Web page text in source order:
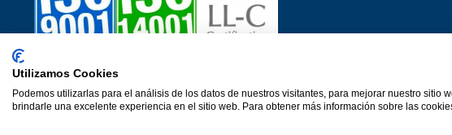
Certificados de calidad
Aviso LegalPolítica de privacidadPolítica de cookiesPolítica de
© 2026·Ver 1.0·Formacion Para el Desarrollo e Insercion S.L. (DEFOIN) Una
Utilizamos Cookies
Podemos utilizarlas para el análisis de los datos de nuestros visitantes, para mejorar nuestro sitio
brindarle una excelente experiencia en el sitio web. Para obtener más información sobre las